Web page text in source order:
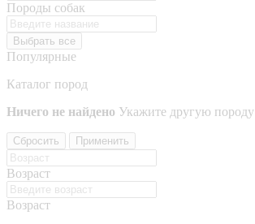
Породы собак
Выбрать все
Популярные
Каталог пород
Ничего не найдено Укажите другую породу
Сбросить Применить
Возраст
Возраст